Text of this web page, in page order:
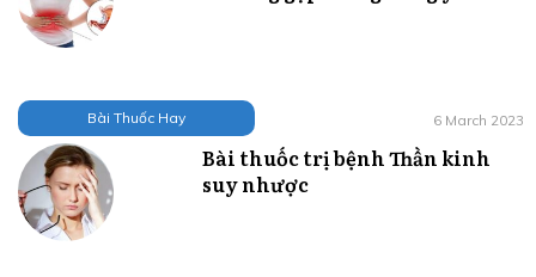
Bài Thuốc Hay 6 March 2023
Bài thuốc trị bệnh Thần kinh
suy nhược